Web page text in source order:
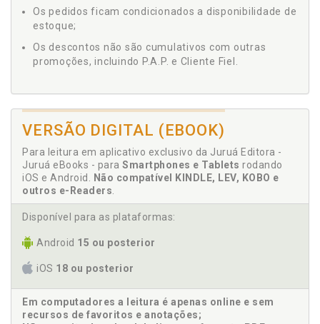
Os pedidos ficam condicionados a disponibilidade de
estoque;
Os descontos não são cumulativos com outras
promoções, incluindo P.A.P. e Cliente Fiel.
VERSÃO DIGITAL (EBOOK)
Para leitura em aplicativo exclusivo da Juruá Editora -
Juruá eBooks - para Smartphones e Tablets rodando
iOS e Android.
Não compatível KINDLE, LEV, KOBO e
outros e-Readers
Disponível para as plataformas:
Android 15 ou posterior
iOS 18 ou posterior
Em computadores a leitura é apenas online e sem
recursos de favoritos e anotações;